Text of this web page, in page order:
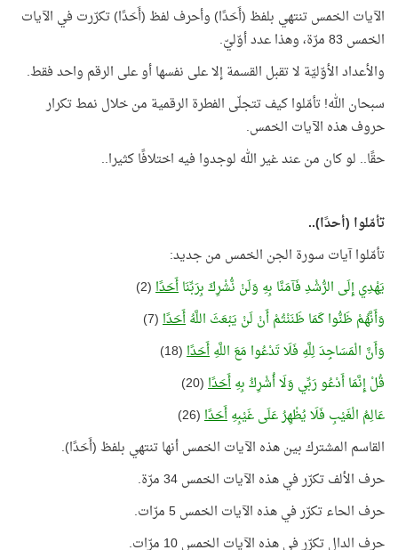
الآيات الخمس تنتهي بلفظ (أَحَدًا) وأحرف لفظ (أَحَدًا) تكرّرت في الآيات
الخمس 83 مرّة، وهذا عدد أوّليّ.
والأعداد الأوّليّة لا تقبل القسمة إلا على نفسها أو على الرقم واحد فقط.
سبحان الله! تأمّلوا كيف تتجلّى الفطرة الرقمية من خلال نمط تكرار
حروف هذه الآيات الخمس.
حقًا.. لو كان من عند غير الله لوجدوا فيه اختلافًا كثيرا..
تأمّلوا (أحدًا)..
تأمّلوا آيات سورة الجن الخمس من جديد:
يَهْدِي إِلَى الرُّشْدِ فَآمَنَّا بِهِ وَلَنْ نُّشْرِكَ بِرَبِّنَاأَحَدًا(2)
وَأَنَّهُمْ ظَنُّوا كَمَا ظَنَنْتُمْ أَنْ لَنْ يَبْعَثَ اللَّهُأَحَدًا(7)
وَأَنَّ الْمَسَاجِدَ لِلَّهِ فَلَا تَدْعُوا مَعَ اللَّهِأَحَدًا(18)
قُلْ إِنَّمَا أَدْعُو رَبِّي وَلَا أُشْرِكُ بِهِأَحَدًا(20)
عَالِمُ الْغَيْبِ فَلَا يُظْهِرُ عَلَى غَيْبِهِأَحَدًا(26)
القاسم المشترك بين هذه الآيات الخمس أنها تنتهي بلفظ (أَحَدًا).
حرف الألف تكرّر في هذه الآيات الخمس 34 مرّة.
حرف الحاء تكرّر في هذه الآيات الخمس 5 مرّات.
حرف الدال تكرّر في هذه الآيات الخمس 10 مرّات.